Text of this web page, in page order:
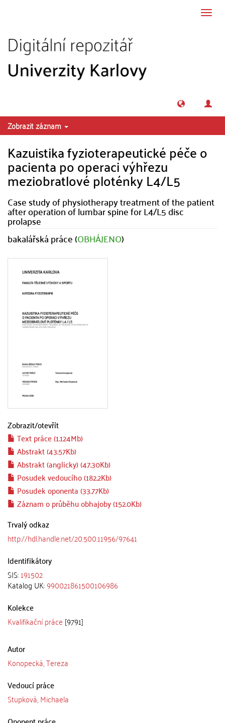
Zobrazit záznam
Kazuistika fyzioterapeutické péče o
pacienta po operaci výhřezu
meziobratlové ploténky L4/L5
Case study of physiotherapy treatment of the patient
after operation of lumbar spine for L4/L5 disc
prolapse
bakalářská práce (OBHÁJENO)
Zobrazit/otevřít
Text práce (1.124Mb)
Abstrakt (43.57Kb)
Abstrakt (anglicky) (47.30Kb)
Posudek vedoucího (182.2Kb)
Posudek oponenta (33.77Kb)
Záznam o průběhu obhajoby (152.0Kb)
Trvalý odkaz
http://hdl.handle.net/20.500.11956/97641
Identifikátory
SIS:191502
Katalog UK:990021861500106986
Kolekce
Kvalifikační práce [9791]
Autor
Konopecká, Tereza
Vedoucí práce
Stupková, Michaela